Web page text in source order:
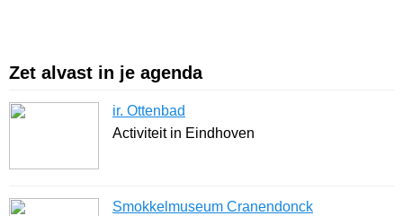
Zet alvast in je agenda
ir. Ottenbad
Activiteit in Eindhoven
Smokkelmuseum Cranendonck